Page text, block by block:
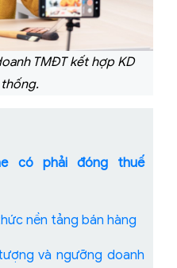
TMĐT kết hợp KD
có phải đóng thuế
nền tảng bán hàng
và ngưỡng doanh